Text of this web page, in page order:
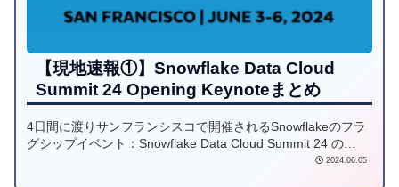
【現地速報①】Snowflake Data Cloud
Summit 24 Opening Keynoteまとめ
4日間に渡りサンフランシスコで開催されるSnowflakeのフラ
グシップイベント：Snowflake Data Cloud Summit 24 の
「Day1開幕速報」として、現地の最新情報を皆様にいち早く
2024.06.05